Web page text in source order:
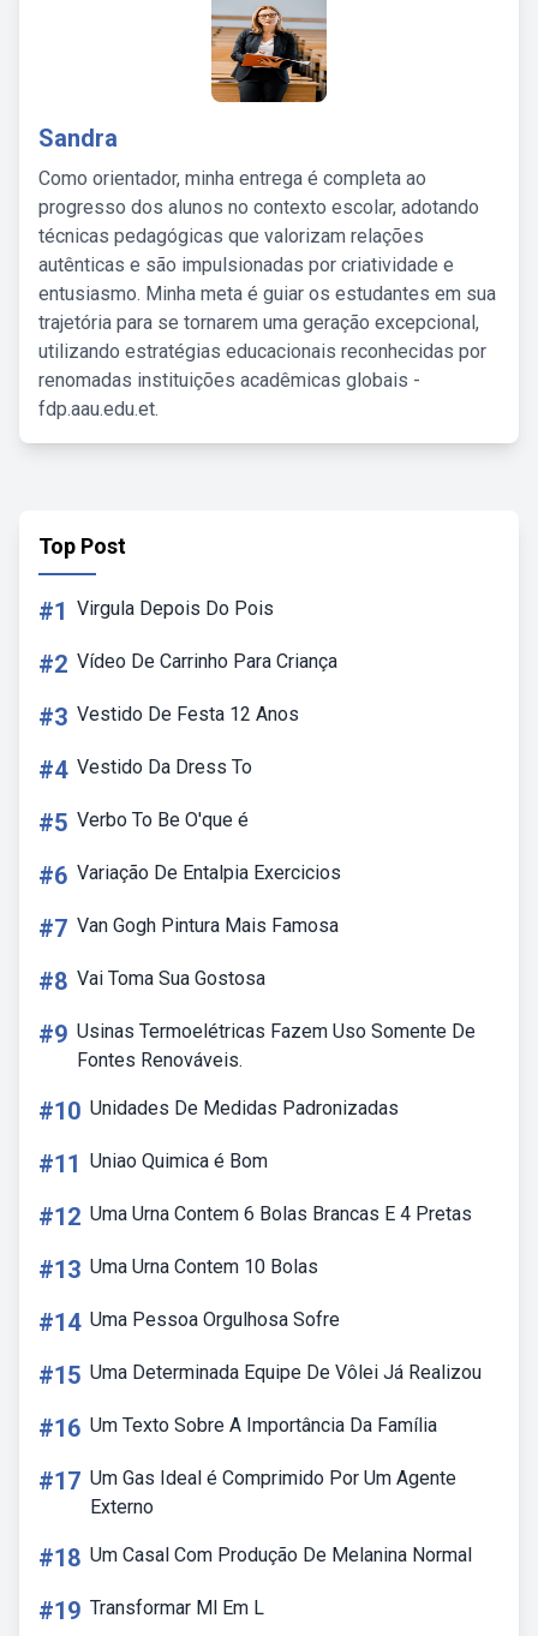
Sandra
Como orientador, minha entrega é completa ao
progresso dos alunos no contexto escolar, adotando
técnicas pedagógicas que valorizam relações
autênticas e são impulsionadas por criatividade e
entusiasmo. Minha meta é guiar os estudantes em sua
trajetória para se tornarem uma geração excepcional,
utilizando estratégias educacionais reconhecidas por
renomadas instituições acadêmicas globais -
fdp.aau.edu.et.
Top Post
#1 Virgula Depois Do Pois
#2 Vídeo De Carrinho Para Criança
#3 Vestido De Festa 12 Anos
#4 Vestido Da Dress To
#5 Verbo To Be O'que é
#6 Variação De Entalpia Exercicios
#7 Van Gogh Pintura Mais Famosa
#8 Vai Toma Sua Gostosa
#9 Usinas Termoelétricas Fazem Uso Somente De
Fontes Renováveis.
#10 Unidades De Medidas Padronizadas
#11 Uniao Quimica é Bom
#12 Uma Urna Contem 6 Bolas Brancas E 4 Pretas
#13 Uma Urna Contem 10 Bolas
#14 Uma Pessoa Orgulhosa Sofre
#15 Uma Determinada Equipe De Vôlei Já Realizou
#16 Um Texto Sobre A Importância Da Família
#17 Um Gas Ideal é Comprimido Por Um Agente
Externo
#18 Um Casal Com Produção De Melanina Normal
#19 Transformar Ml Em L